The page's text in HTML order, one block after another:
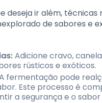
deseja ir além,
de sabores e
Adicione cravo,
rústicos e exóticos.
fermentação pode
Este processo é
a segurança e o sabor